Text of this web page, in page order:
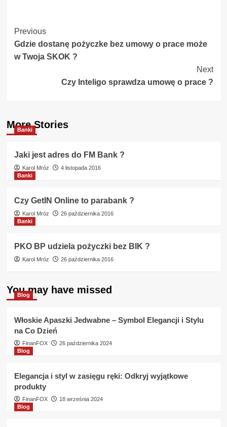
Post
Navigation
Previous
Gdzie dostanę pożyczke bez umowy o prace może
w Twoja SKOK ?
Next
Czy Inteligo sprawdza umowę o prace ?
More Stories
Banki
Jaki jest adres do FM Bank ?
Karol Mróz
4 listopada 2016
Banki
Czy GetIN Online to parabank ?
Karol Mróz
26 października 2016
Banki
PKO BP udziela pożyczki bez BIK ?
Karol Mróz 26 października 2016
You may have missed
Blog
Włoskie Apaszki Jedwabne – Symbol Elegancji i Stylu
na Co Dzień
FinanFOX
26 października 2024
Blog
Elegancja i styl w zasięgu ręki: Odkryj wyjątkowe
produkty
FinanFOX
18 września 2024
Blog